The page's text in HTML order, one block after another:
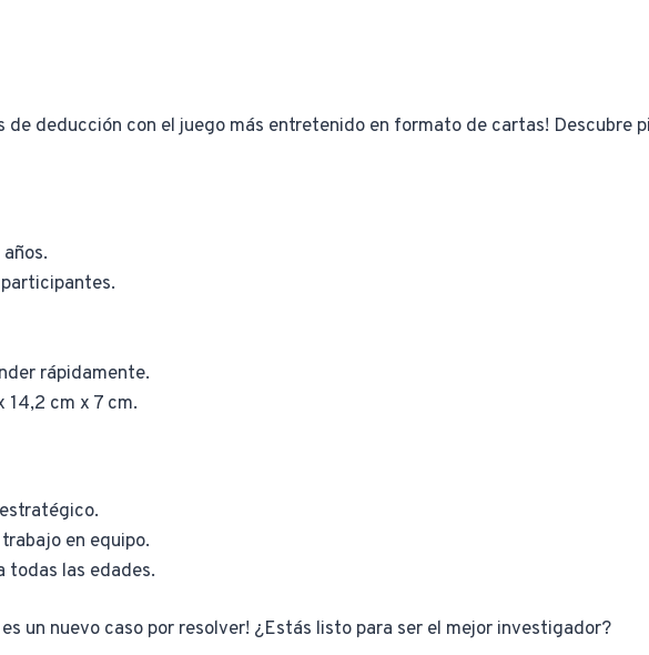
de deducción con el juego más entretenido en formato de cartas! Descubre
rápidamente.
14,2 cm x 7 cm.
en equipo.
todas las edades.
un nuevo caso por resolver! ¿Estás listo para ser el mejor investigador?